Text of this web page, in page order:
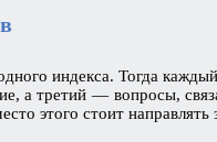
индекса. Тогда
а третий — вопросы,
этого стоит